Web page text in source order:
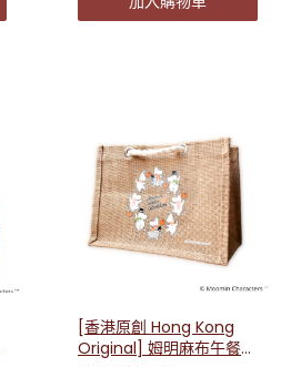
[香港原創 Hong Kong
Original] 姆明麻布午餐袋